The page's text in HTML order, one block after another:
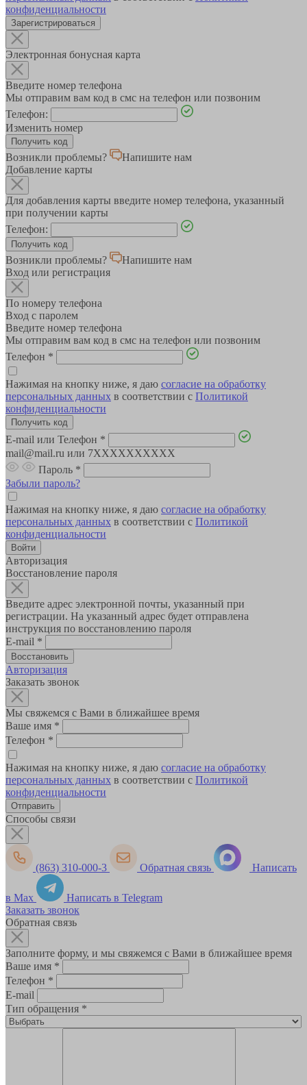
конфиденциальности
Зарегистрироваться
Электронная бонусная карта
Введите номер телефона
Мы отправим вам код в смс на телефон или позвоним
Телефон:
Изменить номер
Возникли проблемы?
Напишите нам
Добавление карты
Для добавления карты введите номер телефона, указанный
при получении карты
Телефон:
Возникли проблемы?
Напишите нам
Вход или регистрация
По номеру телефона
Вход с паролем
Введите номер телефона
Мы отправим вам код в смс на телефон или позвоним
Телефон *
Нажимая на кнопку ниже, я даю согласие на обработку
персональных данных в соответствии с Политикой
конфиденциальности
E-mail или Телефон *
mail@mail.ru или 7XXXXXXXXXX
Пароль *
Забыли пароль?
Нажимая на кнопку ниже, я даю согласие на обработку
персональных данных в соответствии с Политикой
конфиденциальности
Авторизация
Восстановление пароля
Введите адрес электронной почты, указанный при
регистрации. На указанный адрес будет отправлена
инструкция по восстановлению пароля
E-mail *
Авторизация
Заказать звонок
Мы свяжемся с Вами в ближайшее время
Ваше имя *
Телефон *
Нажимая на кнопку ниже, я даю согласие на обработку
персональных данных в соответствии с Политикой
конфиденциальности
Способы связи
(863) 310-000-3 Обратная связь Написать
в Max
Написать в Telegram
Заказать звонок
Обратная связь
Заполните форму, и мы свяжемся с Вами в ближайшее время
Ваше имя *
Телефон *
E-mail
Тип обращения *